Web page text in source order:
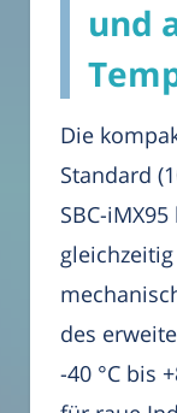
und
Die
Standard
SBC-
des
-40 °C bis